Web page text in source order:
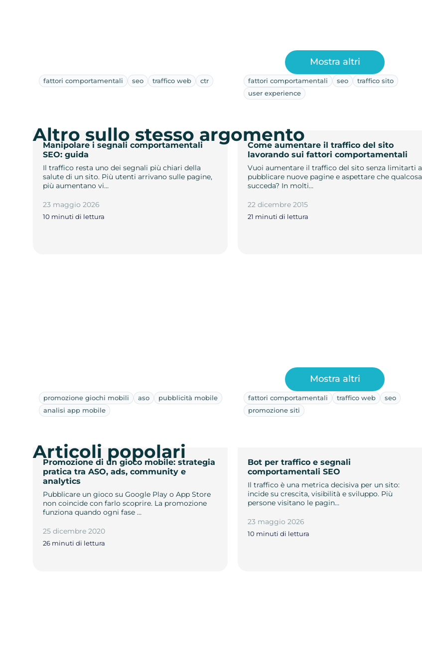
fattori comportamentali seo traffico web ctr
Manipolare i segnali comportamentali
SEO: guida
Il traffico resta uno dei segnali più chiari della
salute di un sito. Più utenti arrivano sulle pagine,
più aumentano vi…
23 maggio 2026
10 minuti di lettura
fattori comportamentali seo
traffico sito
user experience
Come aumentare il traffico del sito
lavorando sui fattori comportamentali
Vuoi aumentare il traffico del sito senza limitarti a
pubblicare nuove pagine e aspettare che qualcosa
succeda? In molti…
22 dicembre 2015
21 minuti di lettura
Mostra altri
Altro sullo stesso argomento
promozione giochi mobili aso
pubblicità mobile
analisi app mobile
Promozione di un gioco mobile: strategia
pratica tra ASO, ads, community e
analytics
Pubblicare un gioco su Google Play o App Store
non coincide con farlo scoprire. La promozione
funziona quando ogni fase …
25 dicembre 2020
26 minuti di lettura
fattori comportamentali traffico web
seo
promozione siti
Bot per traffico e segnali
comportamentali SEO
Il traffico è una metrica decisiva per un sito:
incide su crescita, visibilità e sviluppo. Più
persone visitano le pagin…
23 maggio 2026
10 minuti di lettura
Mostra altri
Articoli popolari